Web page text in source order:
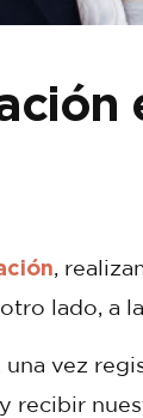
,
lado, a
vez
y recibir